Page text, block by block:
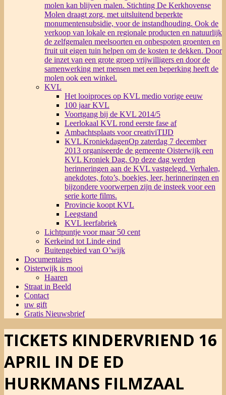
molen kan blijven malen. Stichting De Kerkhovense
Molen draagt zorg, met uitsluitend beperkte
monumentensubsidie, voor de instandhouding. Ook de
verkoop van lokale en regionale producten en natuurlijk
de zelfgemalen meelsoorten en onbespoten groenten en
fruit uit eigen tuin helpen om de kosten te dekken. Door
de inzet van een grote groep vrijwilligers en door de
samenwerking met mensen met een beperking heeft de
molen ook een winkel.
KVL
Het looiproces op KVL medio vorige eeuw
100 jaar KVL
Voortgang bij de KVL 2014/5
Leerlokaal KVL rond eerste fase af
Ambachtsplaats voor creativiTIJD
KVL KroniekdagenOp zaterdag 7 december
2013 organiseerde de gemeente Oisterwijk een
KVL Kroniek Dag. Op deze dag werden
herinneringen aan de KVL vastgelegd. Verhalen,
anekdotes, foto’s, boekjes, leer, herinneringen en
bijzondere voorwerpen zijn de insteek voor een
serie korte films.
Provincie koopt KVL
Leegstand
KVL leerfabriek
Lichtpuntje voor maar 50 cent
Kerkeind tot Linde eind
Buitengebied van O’wijk
Documentaires
Oisterwijk is mooi
Haaren
Straat in Beeld
Contact
uw gift
Gratis Nieuwsbrief
TICKETS KINDERVRIEND 16
APRIL IN DE ED
HURKMANS FILMZAAL